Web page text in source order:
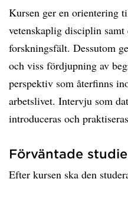
Kursen ger en orientering
vetenskaplig disciplin
forskningsfält. Dessutom
och viss fördjupning av
perspektiv som återfinns
arbetslivet. Intervju som
introduceras och
Förväntade
Efter kursen ska den